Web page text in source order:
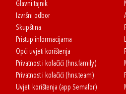
Glavni tajnik
Izvršni odbor
Skupština
Pristup informacijama
Opći uvjeti korištenja
Privatnost i kolačići (hns.family)
Privatnost i kolačići (hns.team)
Uvjeti korištenja (app Semafor)